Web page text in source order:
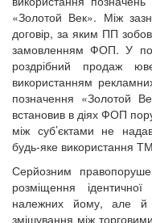
«Золотой Век». Між
договір, за яким ПП
замовленням ФОП. У
роздрібний продаж
використанням
позначення «Золотой
встановив в діях ФОП
між суб’єктами не
будь-яке використання
Серйозним
розміщення
належних йому, але й
змішування між